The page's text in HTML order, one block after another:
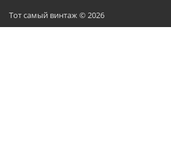
Тот самый винтаж © 2026